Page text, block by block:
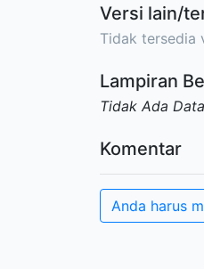
Versi lain/
Tidak tersedia
Lampiran
Tidak Ada Data
Komentar
Anda harus